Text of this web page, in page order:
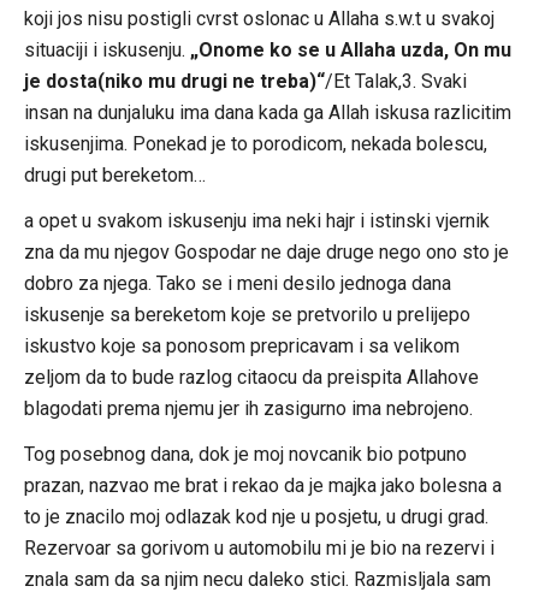
koji jos nisu postigli cvrst oslonac u Allaha s.w.t u svakoj
situaciji i iskusenju. „Onome ko se u Allaha uzda, On mu
je dosta(niko mu drugi ne treba)“/Et Talak,3. Svaki
insan na dunjaluku ima dana kada ga Allah iskusa razlicitim
iskusenjima. Ponekad je to porodicom, nekada bolescu,
drugi put bereketom…
a opet u svakom iskusenju ima neki hajr i istinski vjernik
zna da mu njegov Gospodar ne daje druge nego ono sto je
dobro za njega. Tako se i meni desilo jednoga dana
iskusenje sa bereketom koje se pretvorilo u prelijepo
iskustvo koje sa ponosom prepricavam i sa velikom
zeljom da to bude razlog citaocu da preispita Allahove
blagodati prema njemu jer ih zasigurno ima nebrojeno.
Tog posebnog dana, dok je moj novcanik bio potpuno
prazan, nazvao me brat i rekao da je majka jako bolesna a
to je znacilo moj odlazak kod nje u posjetu, u drugi grad.
Rezervoar sa gorivom u automobilu mi je bio na rezervi i
znala sam da sa njim necu daleko stici. Razmisljala sam